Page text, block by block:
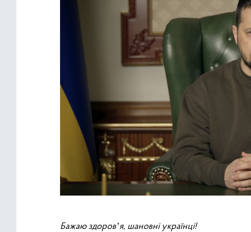
Бажаю здоровʼя, шановні українці!